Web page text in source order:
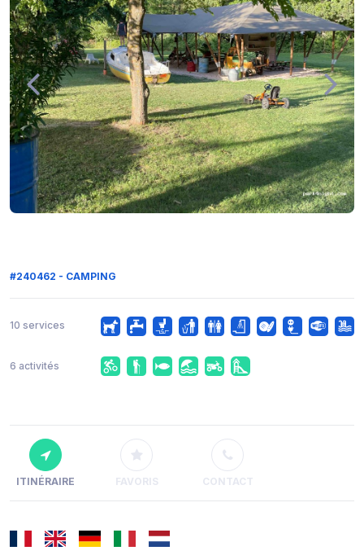
#240462 - CAMPING
10 services
6 activités
ITINÉRAIRE FAVORIS CONTACT